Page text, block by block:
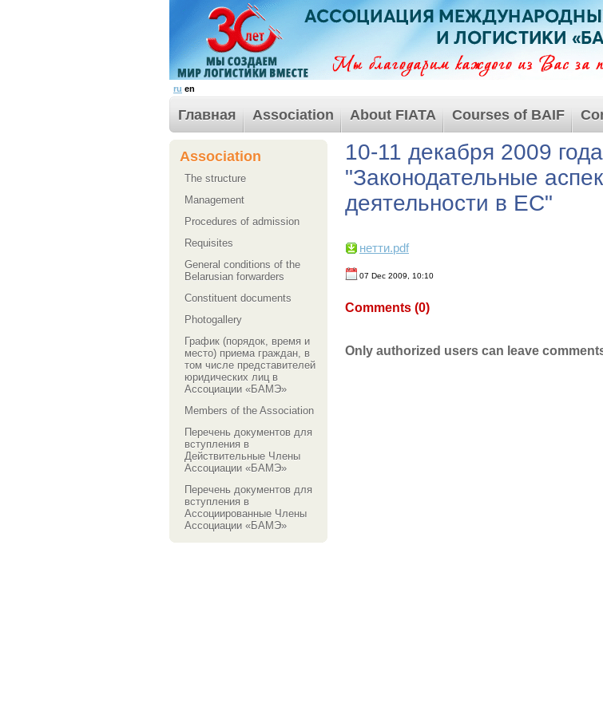
ru en
Главная Association About FIATA Courses of BAIF
Association
The structure
Management
Procedures of admission
Requisites
General conditions of the
Belarusian forwarders
Сonstituent documents
Photogallery
График (порядок, время и
место) приема граждан, в
том числе представителей
юридических лиц в
Ассоциации «БАМЭ»
Members of the Association
Перечень документов для
вступления в
Действительные Члены
Ассоциации «БАМЭ»
Перечень документов для
вступления в
Ассоциированные Члены
Ассоциации «БАМЭ»
10-11 декабря 2009
"Законодательные
деятельности в ЕС"
нетти.pdf
07 Dec 2009, 10:10
Comments (0)
Only authorized users can leave